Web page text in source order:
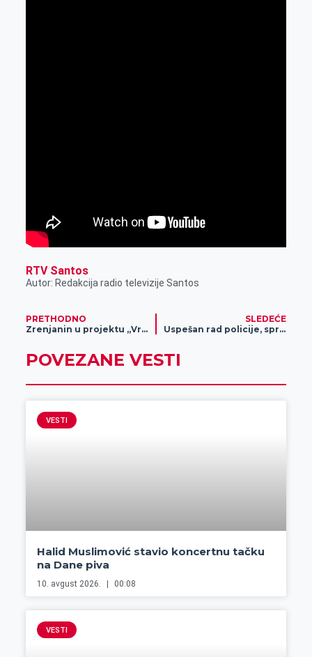
RTV Santos
Autor: Redakcija radio televizije Santos
PRETHODNO
Zrenjanin u projektu „Vrtići bez granica“
SLEDEĆE
Uspešan rad policije, sprečen šverc cigareta (FOTO)
POVEZANE VESTI
VESTI
Halid Muslimović stavio koncertnu tačku
na Dane piva
10. avgust 2026. 00:08
VESTI